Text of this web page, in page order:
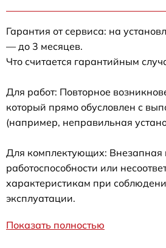
Гарантия от сервиса: на
— до 3 месяцев.
Что считается гарантийным
Для работ: Повторное
который прямо обусловлен с
(например, неправильная
Для комплектующих: Внезапная
работоспособности или
характеристикам при
эксплуатации.
Показать полностью